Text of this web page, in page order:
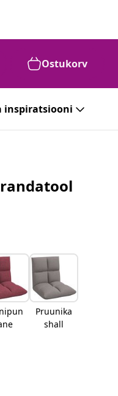
Ostukorv
inspiratsiooni
Pruunika
shall